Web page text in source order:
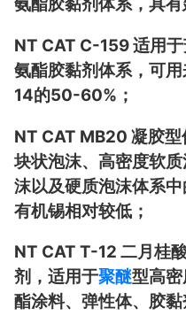
NT CAT C-159 适用
氨酯胶黏剂体系，可
14的50-60%；
NT CAT MB20 凝胶
块状泡沫、高密度软
沫以及硬质泡沫体系
有机锡相对较低；
NT CAT T-12 二月桂
剂，适用于聚醚型高
酯涂料、弹性体、胶